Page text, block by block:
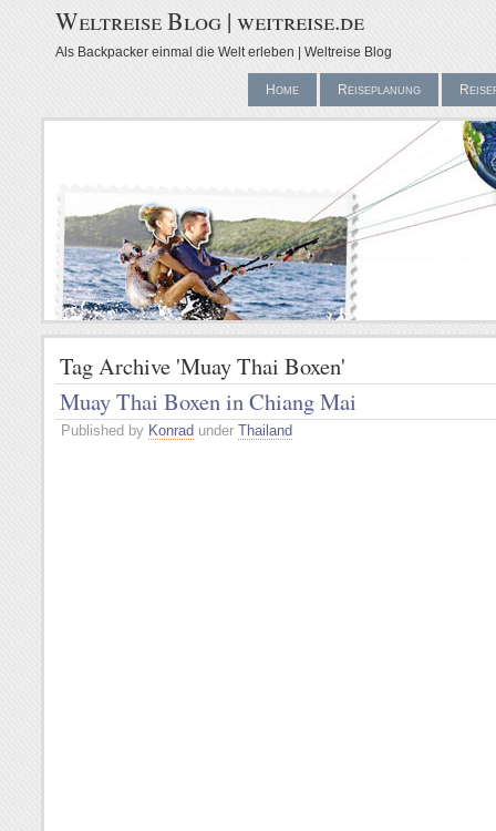
Weltreise Blog | weitreise.de
Als Backpacker einmal die Welt erleben | Weltreise Blog
Home Reiseplanung
Tag Archive 'Muay Thai Boxen'
Muay Thai Boxen in Chiang Mai
Published by Konrad under Thailand